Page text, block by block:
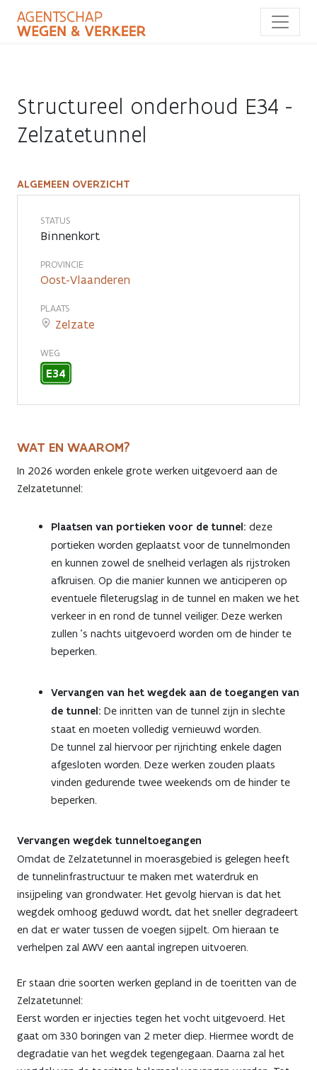
naar
Structureel onderhoud E34 -
Zelzatetunnel
Structureel
onderhoud
E34
Zelzatetunnel
ALGEMEEN OVERZICHT
STATUS
Binnenkort
PROVINCIE
Oost-Vlaanderen
PLAATS
Zelzate
WEG
E34
WAT EN WAAROM?
In 2026 worden enkele grote werken uitgevoerd aan de
Zelzatetunnel:
Plaatsen van portieken voor de tunnel: deze
portieken worden geplaatst voor de tunnelmonden
en kunnen zowel de snelheid verlagen als rijstroken
afkruisen. Op die manier kunnen we anticiperen op
eventuele fileterugslag in de tunnel en maken we het
verkeer in en rond de tunnel veiliger. Deze werken
zullen 's nachts uitgevoerd worden om de hinder te
beperken.
Vervangen van het wegdek aan de toegangen van
de tunnel: De inritten van de tunnel zijn in slechte
staat en moeten volledig vernieuwd worden.
De tunnel zal hiervoor per rijrichting enkele dagen
afgesloten worden. Deze werken zouden plaats
vinden gedurende twee weekends om de hinder te
beperken.
Vervangen wegdek tunneltoegangen
Omdat de Zelzatetunnel in moerasgebied is gelegen heeft
de tunnelinfrastructuur te maken met waterdruk en
insijpeling van grondwater. Het gevolg hiervan is dat het
wegdek omhoog geduwd wordt, dat het sneller degradeert
en dat er water tussen de voegen sijpelt. Om hieraan te
verhelpen zal AWV een aantal ingrepen uitvoeren.
Er staan drie soorten werken gepland in de toeritten van de
Zelzatetunnel:
Eerst worden er injecties tegen het vocht uitgevoerd. Het
gaat om 330 boringen van 2 meter diep. Hiermee wordt de
degradatie van het wegdek tegengegaan. Daarna zal het